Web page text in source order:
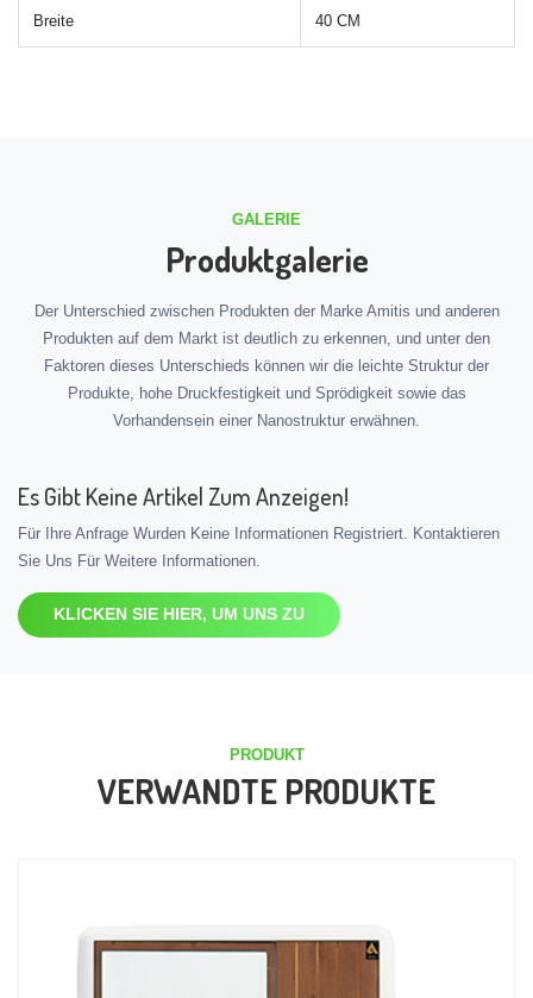
Breite 40 CM
GALERIE
Produktgalerie
Der Unterschied zwischen Produkten der Marke Amitis und anderen
Produkten auf dem Markt ist deutlich zu erkennen, und unter den
Faktoren dieses Unterschieds können wir die leichte Struktur der
Produkte, hohe Druckfestigkeit und Sprödigkeit sowie das
Vorhandensein einer Nanostruktur erwähnen.
Es Gibt Keine Artikel Zum Anzeigen!
Für Ihre Anfrage Wurden Keine Informationen Registriert. Kontaktieren
Sie Uns Für Weitere Informationen.
KLICKEN SIE HIER, UM UNS ZU
PRODUKT
VERWANDTE PRODUKTE